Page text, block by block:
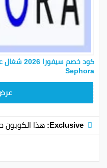
كود خصم
Sephora
Exclusive: هذا